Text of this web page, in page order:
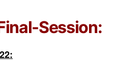
Session: